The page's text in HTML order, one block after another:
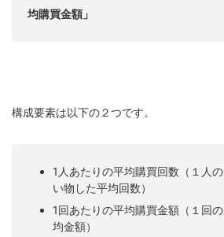
均購買金額」
構成要素は以下の２つです。
1人あたりの平均購買回数（１人
い物した平均回数）
1回あたりの平均購買金額（１回
均金額）